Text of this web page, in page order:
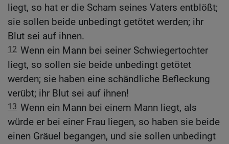
liegt, so hat er die Scham seines Vaters entblößt;
sie sollen beide unbedingt getötet werden; ihr
Blut sei auf ihnen.
12 Wenn ein Mann bei seiner Schwiegertochter
liegt, so sollen sie beide unbedingt getötet
werden; sie haben eine schändliche Befleckung
verübt; ihr Blut sei auf ihnen!
13 Wenn ein Mann bei einem Mann liegt, als
würde er bei einer Frau liegen, so haben sie beide
einen Gräuel begangen, und sie sollen unbedingt